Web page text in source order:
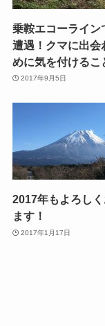
乗鞍エコーライン
遭遇！クマに出会
めに気を付けるこ
2017年9月5日
2017年もよろし
ます！
2017年1月17日